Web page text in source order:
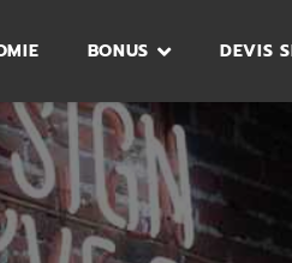
BONUS DEVIS